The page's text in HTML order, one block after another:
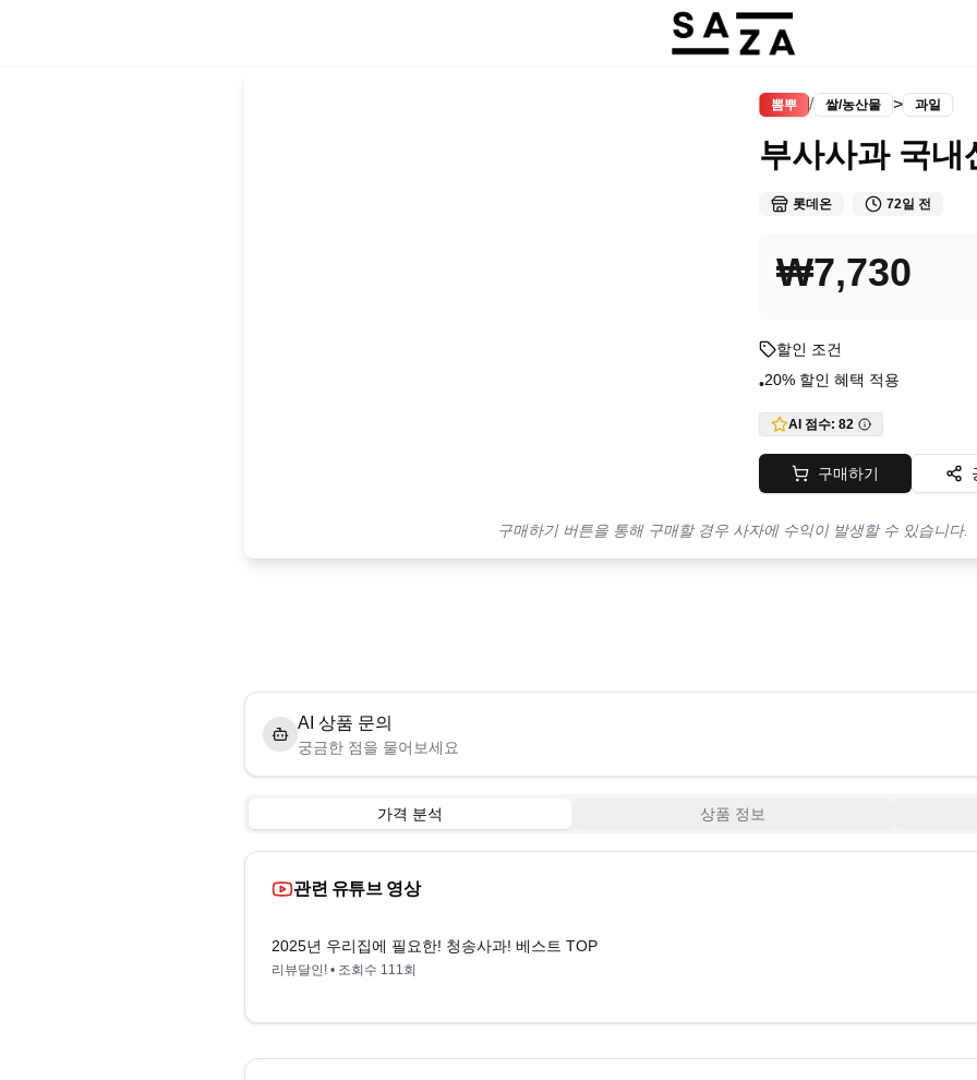
뽐뿌 / 쌀/농산물 > 과일
부사사과 국
롯데온 72일 전
₩7,730
할인 조건
•20% 할인 혜택 적용
AI 점수: 82
구매하기
구매하기 버튼을 통해 구매할 경우 사자에 수익이 발생할 수 있습니다.
AI 상품 문의
궁금한 점을 물어보세요
가격 분석 상품 정보
관련 유튜브 영상
2025년 우리집에 필요한! 청송사과! 베스트 TOP10! 가격 평점 리뷰 후기 총정리!!
리뷰달인! • 조회수 111회